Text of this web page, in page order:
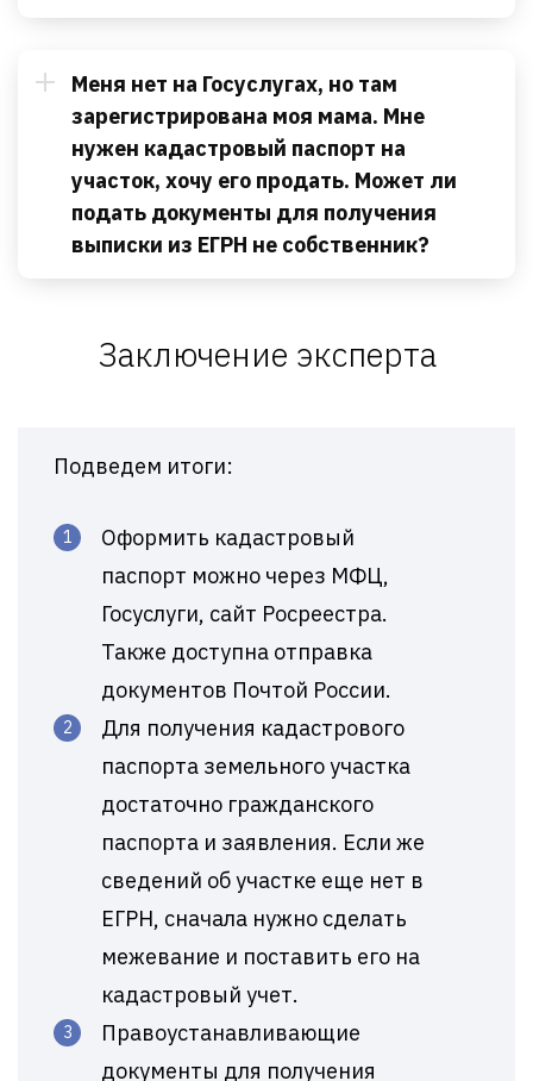
Меня нет на Госуслугах, но там
зарегистрирована моя мама. Мне
нужен кадастровый паспорт на
участок, хочу его продать. Может ли
подать документы для получения
выписки из ЕГРН не собственник?
Заключение эксперта
Подведем итоги:
Оформить кадастровый
паспорт можно через МФЦ,
Госуслуги, сайт Росреестра.
Также доступна отправка
документов Почтой России.
Для получения кадастрового
паспорта земельного участка
достаточно гражданского
паспорта и заявления. Если же
сведений об участке еще нет в
ЕГРН, сначала нужно сделать
межевание и поставить его на
кадастровый учет.
Правоустанавливающие
документы для получения